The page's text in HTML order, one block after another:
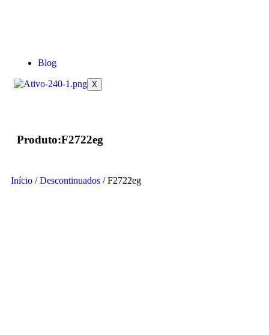
Blog
X
Produto:F2722eg
Início /Descontinuados / F2722eg